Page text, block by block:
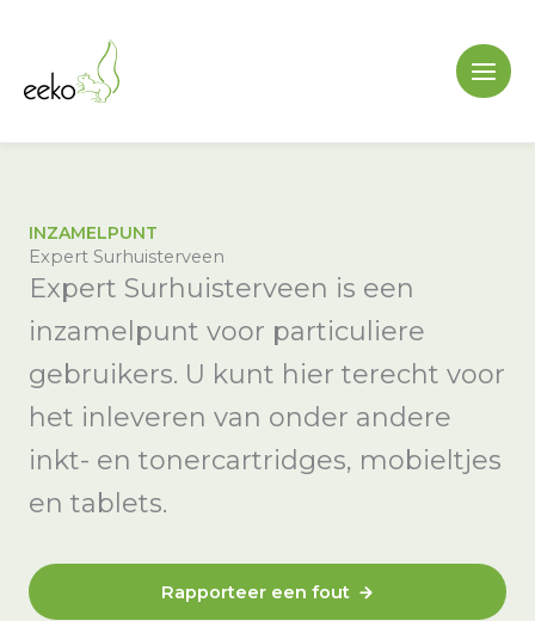
inhoud
INZAMELPUNT
Expert Surhuisterveen
Expert Surhuisterveen is een
inzamelpunt voor particuliere
gebruikers. U kunt hier terecht voor
het inleveren van onder andere
inkt- en tonercartridges, mobieltjes
en tablets.
Rapporteer een fout